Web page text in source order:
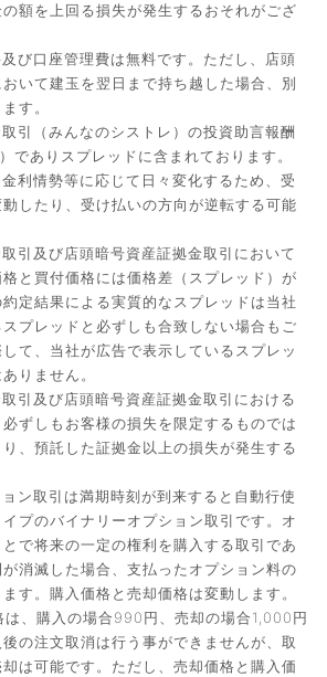
額を上回る損失が発生するおそれがござ
び口座管理費は無料です。ただし、店頭
いて建玉を翌日まで持ち越した場合、別
す。
引（みんなのシストレ）の投資助言報酬
でありスプレッドに含まれております。
利情勢等に応じて日々変化するため、受
したり、受け払いの方向が逆転する可能
引及び店頭暗号資産証拠金取引において
と買付価格には価格差（スプレッド）が
定結果による実質的なスプレッドは当社
プレッドと必ずしも合致しない場合もご
て、当社が広告で表示しているスプレッ
りません。
引及び店頭暗号資産証拠金取引における
ずしもお客様の損失を限定するものでは
、預託した証拠金以上の損失が発生する
ン取引は満期時刻が到来すると自動行使
プのバイナリーオプション取引です。オ
で将来の一定の権利を購入する取引であ
消滅した場合、支払ったオプション料の
す。購入価格と売却価格は変動します。
、購入の場合990円、売却の場合1,000円
の注文取消は行う事ができませんが、取
は可能です。ただし、売却価格と購入価